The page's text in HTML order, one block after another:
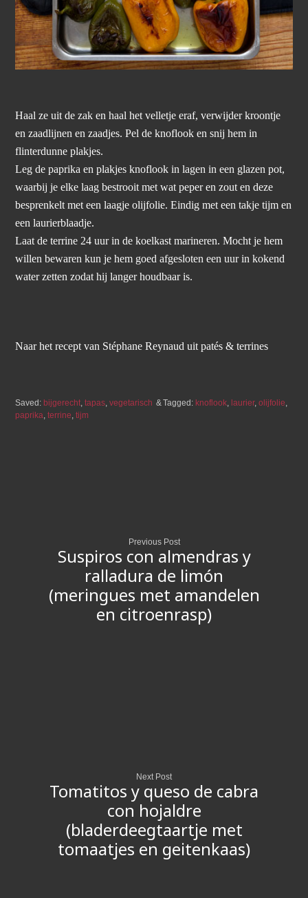
Haal ze uit de zak en haal het velletje eraf, verwijder kroontje
en zaadlijnen en zaadjes. Pel de knoflook en snij hem in
flinterdunne plakjes.
Leg de paprika en plakjes knoflook in lagen in een glazen pot,
waarbij je elke laag bestrooit met wat peper en zout en deze
besprenkelt met een laagje olijfolie. Eindig met een takje tijm en
een laurierblaadje.
Laat de terrine 24 uur in de koelkast marineren. Mocht je hem
willen bewaren kun je hem goed afgesloten een uur in kokend
water zetten zodat hij langer houdbaar is.
Naar het recept van Stéphane Reynaud uit patés & terrines
Saved:bijgerecht ,tapas ,vegetarisch Tagged:knoflook ,laurier,olijfolie
paprika ,terrine ,tijm
Previous Post
Suspiros con almendras y
ralladura de limón
(meringues met amandelen
en citroenrasp)
Next Post
Tomatitos y queso de cabra
con hojaldre
(bladerdeegtaartje met
tomaatjes en geitenkaas)